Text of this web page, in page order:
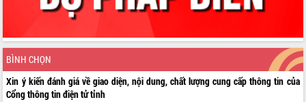
BÌNH CHỌN
Xin ý kiến đánh giá về giao diện, nội dung, chất lượng cung cấp thông tin của
Cổng thông tin điện tử tỉnh